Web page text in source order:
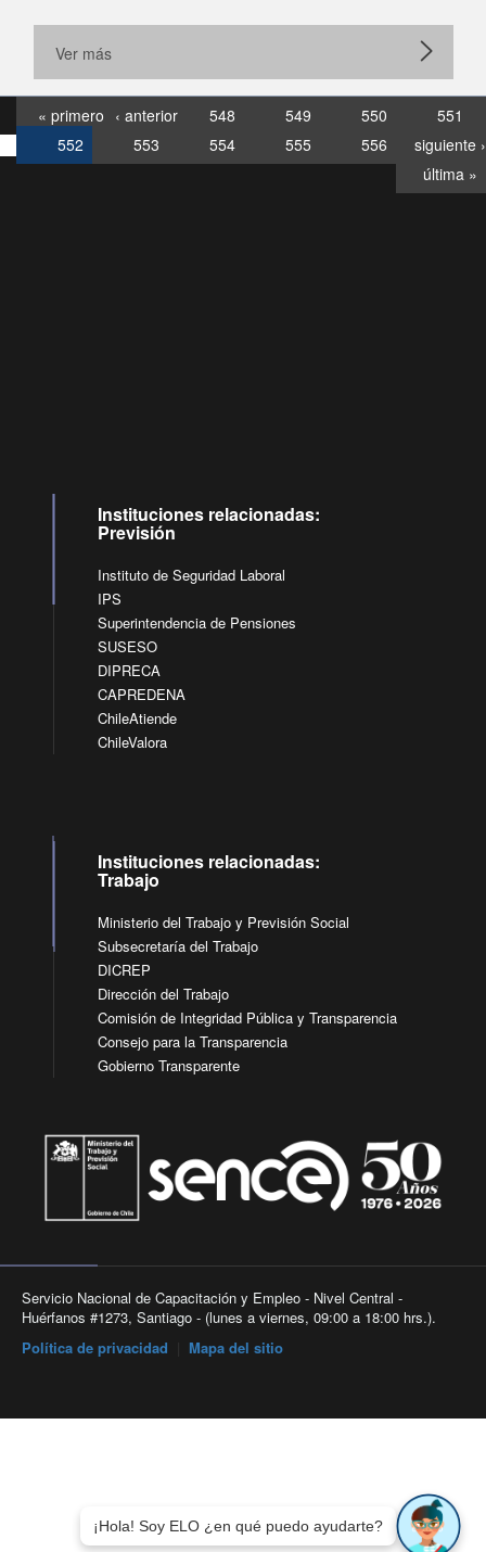
Ver más
« primero ‹ anterior 548 549 550
551
552
553 554 555 556
siguiente ›
última »
Instituciones relacionadas:
Previsión
Instituto de Seguridad Laboral
IPS
Superintendencia de Pensiones
SUSESO
DIPRECA
CAPREDENA
ChileAtiende
ChileValora
Instituciones relacionadas:
Trabajo
Ministerio del Trabajo y Previsión Social
Subsecretaría del Trabajo
DICREP
Dirección del Trabajo
Comisión de Integridad Pública y Transparencia
Consejo para la Transparencia
Gobierno Transparente
Servicio Nacional de Capacitación y Empleo - Nivel Central -
Huérfanos #1273, Santiago - (lunes a viernes, 09:00 a 18:00 hrs.).
Política de privacidad
Mapa del sitio
¡Hola! Soy ELO ¿en qué puedo ayudarte?